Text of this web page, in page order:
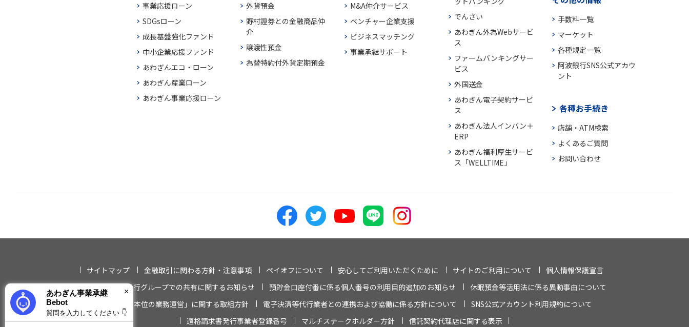
事業応援ローン
SDGsローン
成長基盤強化ファンド
中小企業応援ファンド
あわぎんエコ・ローン
あわぎん産業ローン
あわぎん事業応援ローン
外貨預金
野村證券との金融商品仲
介
譲渡性預金
為替特約付外貨定期預金
M&A仲介サービス
ベンチャー企業支援
ビジネスマッチング
事業承継サポート
でんさい
あわぎん外為Webサービ
ス
ファームバンキングサー
ビス
外国送金
あわぎん電子契約サービ
ス
あわぎん法人インバン＋
ERP
あわぎん福利厚生サービ
ス「WELLTIME」
手数料一覧
マーケット
各種規定一覧
阿波銀行SNS公式アカウ
ント
各種お手続き
店舗・ATM検索
よくあるご質問
お問い合わせ
サイトマップ 金融取引に関わる方針・注意事項 ペイオフについて 安心してご利用いただくために サイトのご利用について
個人情報保護宣言
法人情報等の当行グループでの共有に関するお知らせ
預貯金口座付番に係る個人番号の利用目的追加のお知らせ
休眠預金等活用法に係る異動事由について
「お客さま本位の業務運営」に関する取組方針
電子決済等代行業者との連携および協働に係る方針について
SNS公式アカウント利用規約について
適格請求書発行事業者登録番号
マルチステークホルダー方針 信託契約代理店に関する表示
あわぎん事業承継
Bebot
質問を入力してください 👇
×